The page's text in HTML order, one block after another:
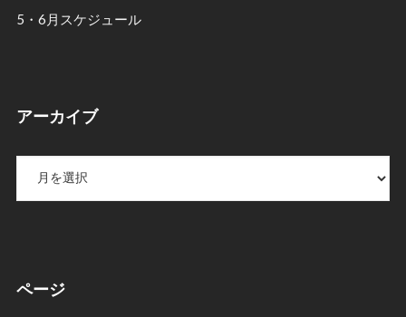
5・6月スケジュール
アーカイブ
ページ